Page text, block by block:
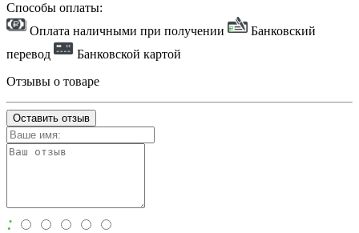
Способы оплаты:
Оплата наличными при получении
Банковский
перевод
Банковской картой
Отзывы о товаре
Оставить отзыв
: